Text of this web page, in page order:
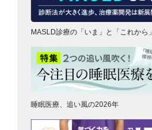
MASLD診療の「いま」と「これから」
睡眠医療、追い風の2026年